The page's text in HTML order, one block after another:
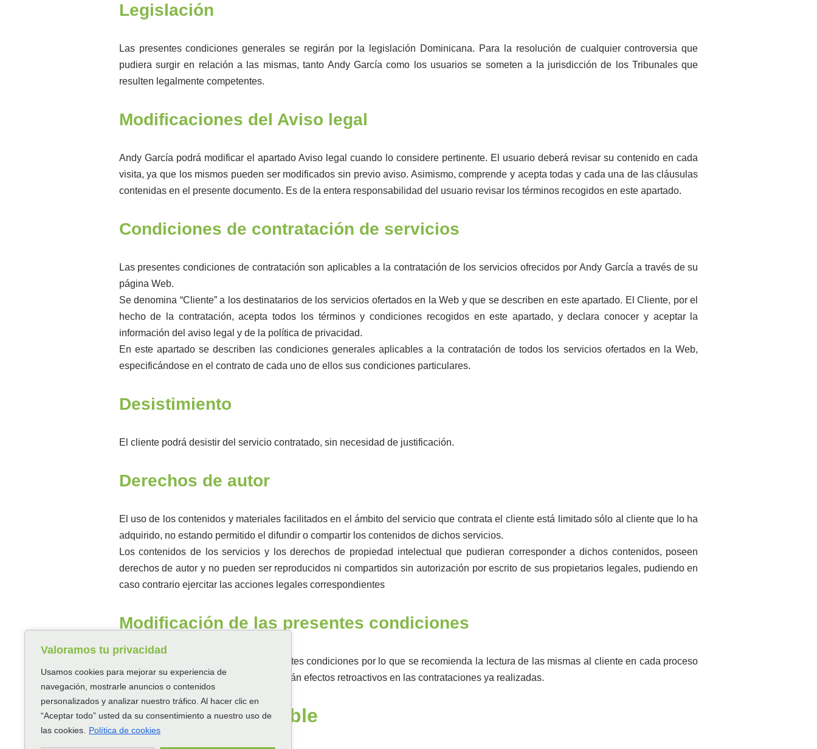
Valoramos tu privacidad
Usamos cookies para mejorar su experiencia de
navegación, mostrarle anuncios o contenidos
personalizados y analizar nuestro tráfico. Al hacer clic en
“Aceptar todo” usted da su consentimiento a nuestro uso de
las cookies.
Política de cookies
Legislación
Las presentes condiciones generales se regirán por la legislación Dominicana. Para la resolución de cualquier controversia que
pudiera surgir en relación a las mismas, tanto Andy García como los usuarios se someten a la jurisdicción de los Tribunales que
resulten legalmente competentes.
Modificaciones del Aviso legal
Andy García podrá modificar el apartado Aviso legal cuando lo considere pertinente. El usuario deberá revisar su contenido en cada
visita, ya que los mismos pueden ser modificados sin previo aviso. Asimismo, comprende y acepta todas y cada una de las cláusulas
contenidas en el presente documento. Es de la entera responsabilidad del usuario revisar los términos recogidos en este apartado.
Condiciones de contratación de servicios
Las presentes condiciones de contratación son aplicables a la contratación de los servicios ofrecidos por Andy García a través de su
página Web.
Se denomina “Cliente” a los destinatarios de los servicios ofertados en la Web y que se describen en este apartado. El Cliente, por el
hecho de la contratación, acepta todos los términos y condiciones recogidos en este apartado, y declara conocer y aceptar la
información del aviso legal y de la política de privacidad.
En este apartado se describen las condiciones generales aplicables a la contratación de todos los servicios ofertados en la Web,
especificándose en el contrato de cada uno de ellos sus condiciones particulares.
Desistimiento
El cliente podrá desistir del servicio contratado, sin necesidad de justificación.
Derechos de autor
El uso de los contenidos y materiales facilitados en el ámbito del servicio que contrata el cliente está limitado sólo al cliente que lo ha
adquirido, no estando permitido el difundir o compartir los contenidos de dichos servicios.
Los contenidos de los servicios y los derechos de propiedad intelectual que pudieran corresponder a dichos contenidos, poseen
derechos de autor y no pueden ser reproducidos ni compartidos sin autorización por escrito de sus propietarios legales, pudiendo en
caso contrario ejercitar las acciones legales correspondientes
Modificación de las presentes condiciones
Andy García podrá modificar las presentes condiciones por lo que se recomienda la lectura de las mismas al cliente en cada proceso
de compra. Las modificaciones no tendrán efectos retroactivos en las contrataciones ya realizadas.
Legislación aplicable